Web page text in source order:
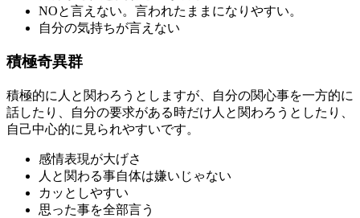
NOと言えない。言われたままになりやすい。
自分の気持ちが言えない
積極奇異群
積極的に人と関わろうとしますが、自分の関心事を一方的に
話したり、自分の要求がある時だけ人と関わろうとしたり、
自己中心的に見られやすいです。
感情表現が大げさ
人と関わる事自体は嫌いじゃない
カッとしやすい
思った事を全部言う